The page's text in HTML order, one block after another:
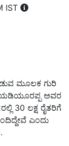
IST
ಮೂಲಕ ಗುರಿ
ಅವರ
30 ಲಕ್ಷ ರೈತರಿಗೆ
ಎಂದು